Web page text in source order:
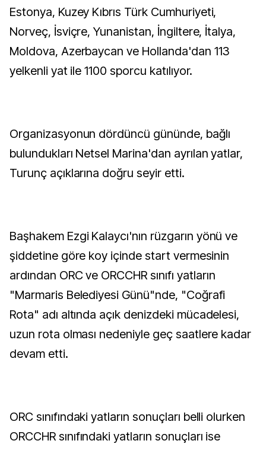
Estonya, Kuzey Kıbrıs Türk Cumhuriyeti,
Norveç, İsviçre, Yunanistan, İngiltere, İtalya,
Moldova, Azerbaycan ve Hollanda'dan 113
yelkenli yat ile 1100 sporcu katılıyor.
Organizasyonun dördüncü gününde, bağlı
bulundukları Netsel Marina'dan ayrılan yatlar,
Turunç açıklarına doğru seyir etti.
Başhakem Ezgi Kalaycı'nın rüzgarın yönü ve
şiddetine göre koy içinde start vermesinin
ardından ORC ve ORCCHR sınıfı yatların
"Marmaris Belediyesi Günü"nde, "Coğrafi
Rota" adı altında açık denizdeki mücadelesi,
uzun rota olması nedeniyle geç saatlere kadar
devam etti.
ORC sınıfındaki yatların sonuçları belli olurken
ORCCHR sınıfındaki yatların sonuçları ise